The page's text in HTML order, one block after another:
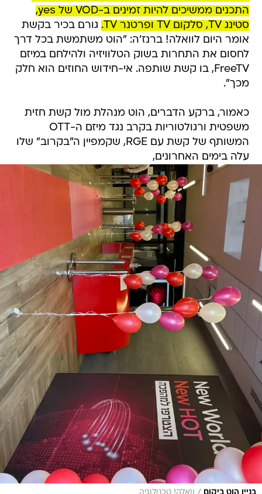
התכנים ממשיכים להיות זמינים ב-VOD של yes,
סטינג TV, סלקום TV ופרטנר TV.
גורם בכיר בקשת
אומר היום לוואלה! ברנז'ה: "הוט משתמשת בכל דרך
לחסום את התחרות בשוק הטלוויזיה ולהילחם במיזם
FreeTV, בו קשת שותפה. אי-חידוש החוזים הוא חלק
מכך".
כאמור, ברקע הדברים, הוט מנהלת מול קשת חזית
משפטית ורגולטוריות בקרב נגד מיזם ה-OTT
המשותף של קשת עם RGE, שקמפיין ה"בקרוב" שלו
עלה בימים האחרונים,